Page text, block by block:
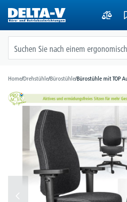
springen
Home/Drehstühle/Bürostühle/Bürostühle mit TOP
Bildergalerie überspringen